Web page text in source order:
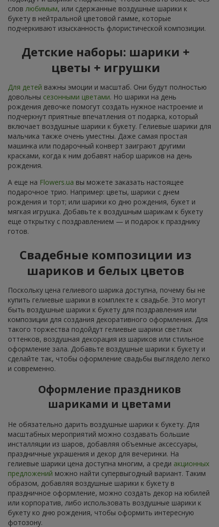
слов любимым, или сдержанные воздушные шарики к
букету в нейтральной цветовой гамме, которые
подчеркивают изысканность флористической композиции.
Детские наборы: шарики +
цветы + игрушки
Для детей важны эмоции и масштаб. Они будут полностью
довольны сезонными цветами. Но шарики на день
рождения девочке помогут создать нужное настроение и
подчеркнут приятные впечатления от подарка, который
включает воздушные шарики к букету. Гелиевые шарики для
мальчика также очень уместны. Даже самая простая
машинка или подарочный конверт заиграют другими
красками, когда к ним добавят набор шариков на день
рождения.
А еще на Flowers.ua вы можете заказать настоящее
подарочное трио. Например: цветы, шарики с днем
рождения и торт; или шарики ко дню рождения, букет и
мягкая игрушка. Добавьте к воздушным шарикам к букету
еще открытку с поздравлением — и подарок к празднику
готов.
Свадебные композиции из
шариков и белых цветов
Поскольку цена гелиевого шарика доступна, почему бы не
купить гелиевые шарики в комплекте к свадьбе. Это могут
быть воздушные шарики к букету для поздравления или
композиции для создания декоративного оформления. Для
такого торжества подойдут гелиевые шарики светлых
оттенков, воздушная декорация из шариков или стильное
оформление зала. Добавьте воздушные шарики к букету и
сделайте так, чтобы оформление свадьбы выглядело легко
и современно.
Оформление праздников
шариками и цветами
Не обязательно дарить воздушные шарики к букету. Для
масштабных мероприятий можно создавать большие
инсталляции из шаров, добавляя объемные аксессуары,
праздничные украшения и декор для вечеринки. На
гелиевые шарики цена доступна многим, а среди акционных
предложений можно найти супервыгодный вариант. Таким
образом, добавляя воздушные шарики к букету в
праздничное оформление, можно создать декор на юбилей
или корпоратив, либо использовать воздушные шарики к
букету ко дню рождения, чтобы оформить интересную
фотозону.